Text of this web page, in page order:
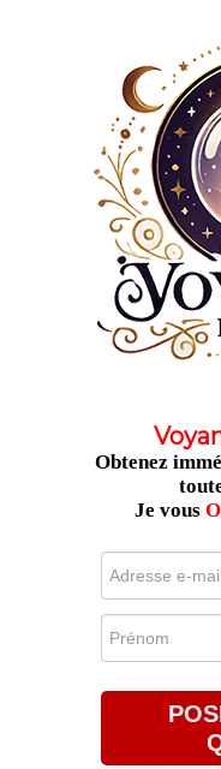
Obtenez
Je vous